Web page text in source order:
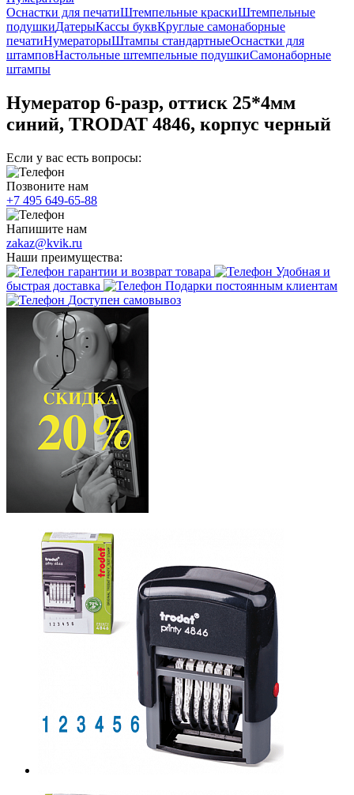
Оснастки для печатиШтемпельные краскиШтемпельные
подушкиДатерыКассы буквКруглые самонаборные
печатиНумераторыШтампы стандартныеОснастки для
штамповНастольные штемпельные подушкиСамонаборные
штампы
Нумератор 6-разр, оттиск 25*4мм
синий, TRODAT 4846, корпус черный
Если у вас есть вопросы:
Позвоните нам
+7 495 649-65-88
Напишите нам
zakaz@kvik.ru
Наши преимущества:
гарантии и возврат товара
Удобная и
быстрая доставка
Подарки постоянным клиентам
Доступен самовывоз